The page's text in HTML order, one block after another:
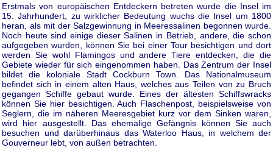
Erstmals von europäischen Entdeckern betreten wurde die Insel im
15. Jahrhundert, zu wirklicher Bedeutung wuchs die Insel um 1800
heran, als mit der Salzgewinnung in Meeressalinen begonnen wurde.
Noch heute sind einige dieser Salinen in Betrieb, andere, die schon
aufgegeben wurden, können Sie bei einer Tour besichtigen und dort
werden Sie wohl Flamingos und andere Tiere entdecken, die die
Gebiete wieder für sich eingenommen haben. Das Zentrum der Insel
bildet die koloniale Stadt Cockburn Town. Das Nationalmuseum
befindet sich in einem alten Haus, welches aus Teilen von zu Bruch
gegangen Schiffe gebaut wurde. Eines der ältesten Schiffswracks
können Sie hier besichtigen. Auch Flaschenpost, beispielsweise von
Seglern, die im näheren Meeresgebiet kurz vor dem Sinken waren,
wird hier ausgestellt. Das ehemalige Gefängnis können Sie auch
besuchen und darüberhinaus das Waterloo Haus, in welchem der
Gouverneur lebt, von außen betrachten.